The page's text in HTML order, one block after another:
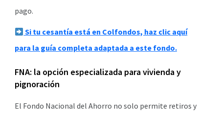
pago.
Si tu cesantía está en Colfondos, haz clic aquí
para la guía completa adaptada a este fondo.
FNA: la opción especializada para vivienda y
pignoración
El Fondo Nacional del Ahorro no solo permite retiros y